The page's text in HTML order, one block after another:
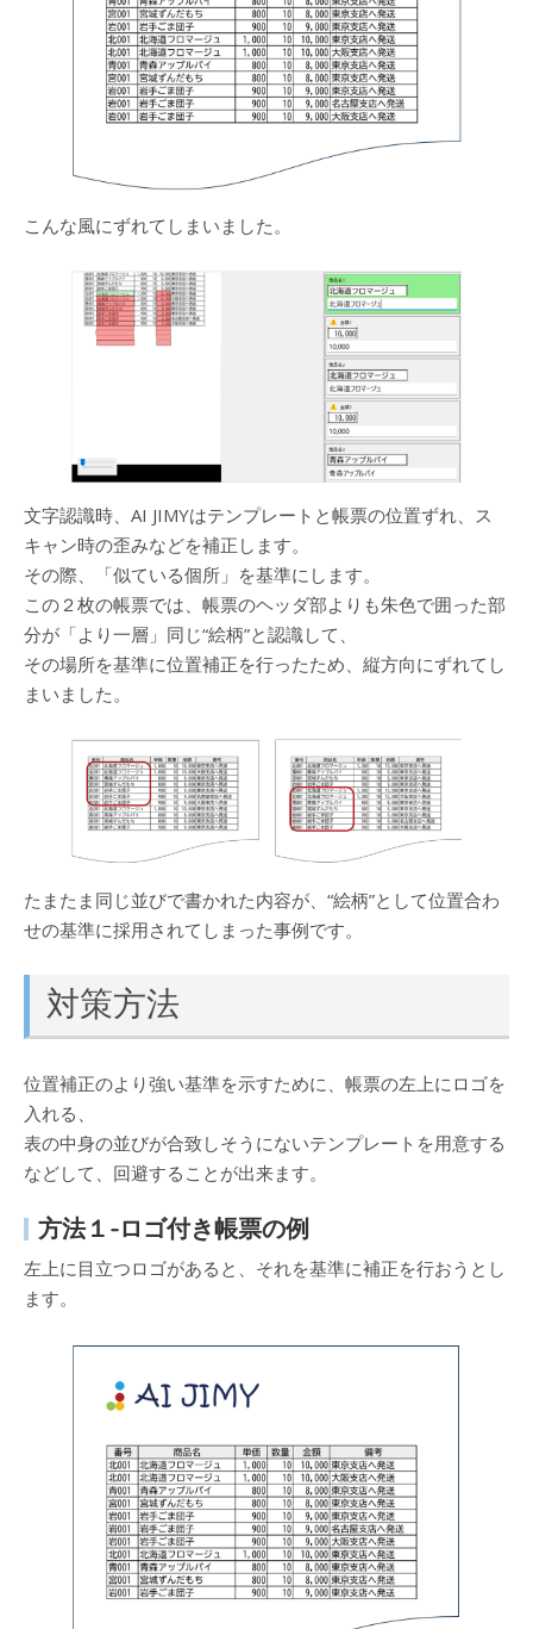
こんな風にずれてしまいました。
文字認識時、AI JIMYはテンプレートと帳票の位置ずれ、ス
キャン時の歪みなどを補正します。
その際、「似ている個所」を基準にします。
この２枚の帳票では、帳票のヘッダ部よりも朱色で囲った部
分が「より一層」同じ“絵柄”と認識して、
その場所を基準に位置補正を行ったため、縦方向にずれてし
まいました。
たまたま同じ並びで書かれた内容が、“絵柄”として位置合わ
せの基準に採用されてしまった事例です。
対策方法
位置補正のより強い基準を示すために、帳票の左上にロゴを
入れる、
表の中身の並びが合致しそうにないテンプレートを用意する
などして、回避することが出来ます。
方法１-ロゴ付き帳票の例
左上に目立つロゴがあると、それを基準に補正を行おうとし
ます。